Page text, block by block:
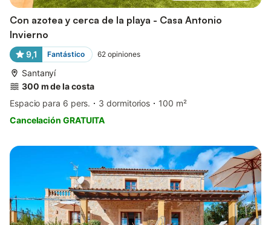
Con azotea y cerca de la playa - Casa Antonio
Invierno
9,1 Fantástico 62 opiniones
Santanyí
300 m de la costa
Espacio para 6 pers.
3 dormitorios
100 m²
Cancelación GRATUITA